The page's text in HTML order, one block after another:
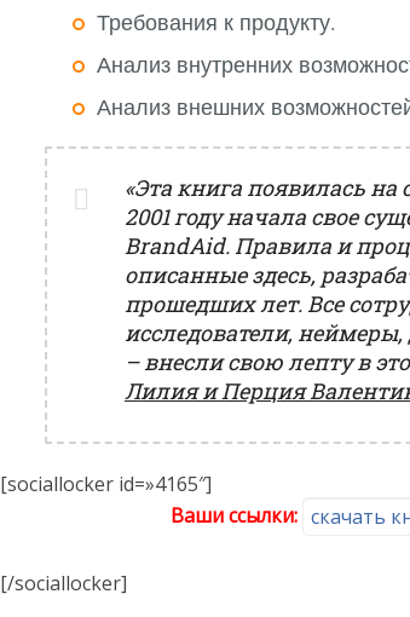
Требования к продукту.
Анализ внутренних
Анализ внешних
«Эта книга появилась на
2001 году начала свое
BrandAid. Правила и
описанные здесь,
прошедших лет. Все
исследователи,
– внесли свою лепту в
Лилия и Перция
[sociallocker id=»4165″]
Ваши ссылки: скачать
[/sociallocker]